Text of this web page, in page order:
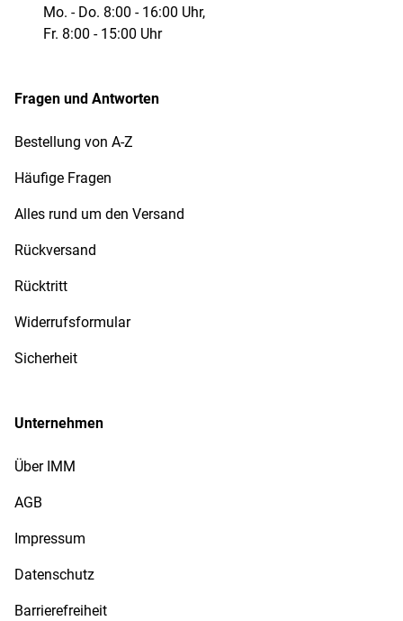
Mo. - Do. 8:00 - 16:00 Uhr,
Fr. 8:00 - 15:00 Uhr
Fragen und Antworten
Bestellung von A-Z
Häufige Fragen
Alles rund um den Versand
Rückversand
Rücktritt
Widerrufsformular
Sicherheit
Unternehmen
Über IMM
AGB
Impressum
Datenschutz
Barrierefreiheit